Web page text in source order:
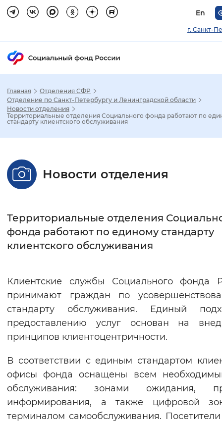
En
г. Санкт-
Настройка режима отображения
Стандартный
Без засечек С засечками
Интервал между буквами
Цвет сайта
Монохромный Инверсивный
Синий фон
Включены Выключены
Звуковой ассистент
Воспроизвести Остановить
Главная
Отделения СФР
Отделение по Санкт-Петербургу и Ленинградской области
Новости отделения
Территориальные отделения Социального фонда работают по
стандарту клиентского обслуживания
Новости отделения
Территориальные отделения
фонда работают по единому стандарту
клиентского обслуживания
Клиентские службы Социального фонда
принимают граждан по
стандарту обслуживания. Единый
предоставлению услуг основан на
принципов клиентоцентричности.
В соответствии с единым стандартом
офисы фонда оснащены всем
обслуживания: зонами ожидания,
информирования, а также цифровой
терминалом самообслуживания.